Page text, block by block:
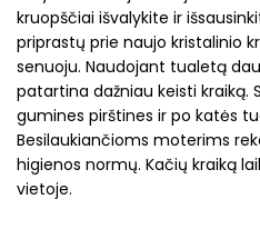
kruopščiai išvalykite ir
priprastų prie naujo kristalinio
senuoju. Naudojant tualetą
patartina dažniau keisti kraiką.
gumines pirštines ir po katės
Besilaukiančioms moterims
higienos normų. Kačių kraiką
vietoje.